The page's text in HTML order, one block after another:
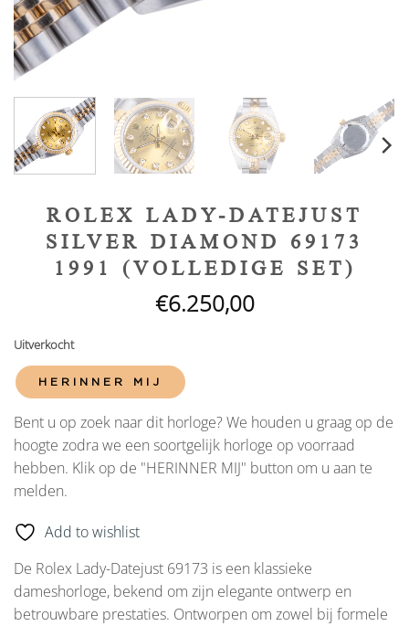
ROLEX LADY-DATEJUST
SILVER DIAMOND 69173
1991 (VOLLEDIGE SET)
€6.250,00
Uitverkocht
HERINNER MIJ
Bent u op zoek naar dit horloge? We houden u graag op de
hoogte zodra we een soortgelijk horloge op voorraad
hebben. Klik op de "HERINNER MIJ" button om u aan te
melden.
Add to wishlist
De Rolex Lady-Datejust 69173 is een klassieke
dameshorloge, bekend om zijn elegante ontwerp en
betrouwbare prestaties. Ontworpen om zowel bij formele